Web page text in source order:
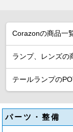
Corazonの商品一
ランプ、レンズの
テールランプの
パーツ・整備